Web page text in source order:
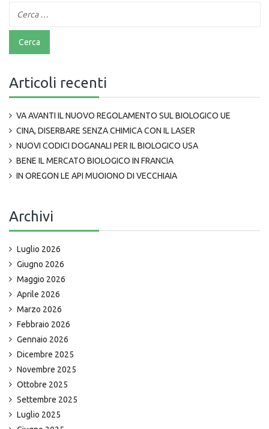
Articoli recenti
VA AVANTI IL NUOVO REGOLAMENTO SUL BIOLOGICO UE
CINA, DISERBARE SENZA CHIMICA CON IL LASER
NUOVI CODICI DOGANALI PER IL BIOLOGICO USA
BENE IL MERCATO BIOLOGICO IN FRANCIA
IN OREGON LE API MUOIONO DI VECCHIAIA
Archivi
Luglio 2026
Giugno 2026
Maggio 2026
Aprile 2026
Marzo 2026
Febbraio 2026
Gennaio 2026
Dicembre 2025
Novembre 2025
Ottobre 2025
Settembre 2025
Luglio 2025